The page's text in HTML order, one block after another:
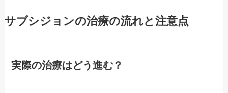
サブシジョンの治療の流れと注意点
実際の治療はどう進む？